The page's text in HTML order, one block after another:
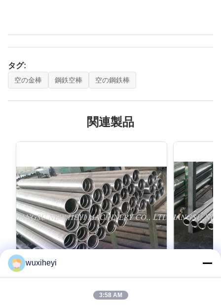
タグ:
空の金棒 鋼鉄空棒 空の鋼鉄棒
関連製品
wuxiheyi
3:58 AM